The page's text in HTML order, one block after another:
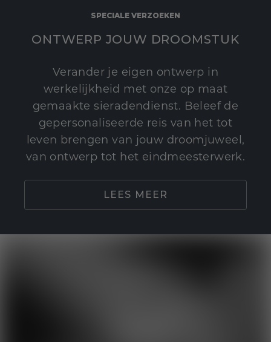
SPECIALE VERZOEKEN
ONTWERP JOUW DROOMSTUK
Verander je eigen ontwerp in
werkelijkheid met onze op maat
gemaakte sieradendienst. Beleef de
gepersonaliseerde reis van het tot
leven brengen van jouw droomjuweel,
van ontwerp tot het eindmeesterwerk.
LEES MEER